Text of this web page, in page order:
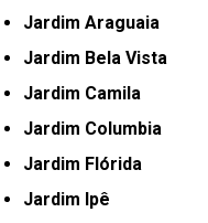
Jardim Araguaia
Jardim Bela Vista
Jardim Camila
Jardim Columbia
Jardim Flórida
Jardim Ipê